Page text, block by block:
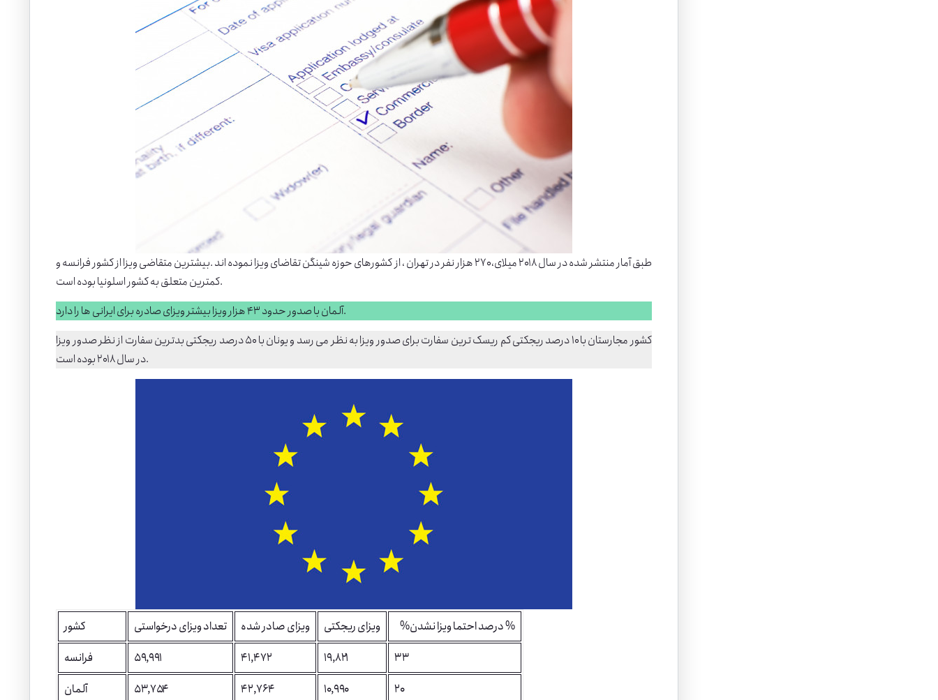
طبق آمار منتشر شده در سال ۲۰۱۸ میلای، ۲۷۰ هزار نفر در تهران ، از کشورهای حوزه شینگنتقاضای ویزا نموده اند .بیشترین متقاضی ویزا از کشورفرانسهو
کمترین متعلق به کشور اسلونیا بوده است.
آلمانبا صدور حدود ۴۳ هزار ویزا بیشتر ویزای صادره برای ایرانی ها را دارد.
کشور مجارستان با ۱۰ درصد ریجکتی کم ریسک ترین سفارت برای صدور ویزا به نظر می رسد و
یونان
با ۵۰ درصد ریجکتی بدترین سفارت از نظر صدور ویزا
در سال ۲۰۱۸ بوده است.
کشور تعداد ویزای درخواستی ویزای صادر شده ویزای ریجکتی
%درصد احتما ویزا نشدن %
فرانسه
۵۹,۹۹۱ ۴۱,۴۷۲ ۱۹,۸۲۱
۳۳
آلمان
۵۳,۷۵۴ ۴۲,۷۶۴ ۱۰,۹۹۰
۲۰